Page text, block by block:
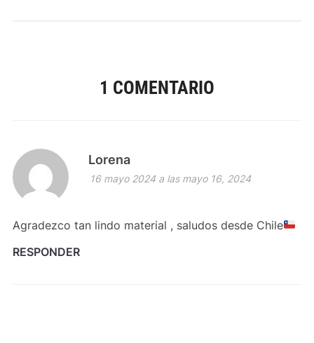
1 COMENTARIO
Lorena
16 mayo 2024 a las mayo 16, 2024
Agradezco tan lindo material , saludos desde Chile
RESPONDER